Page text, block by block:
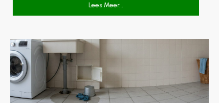
Lees Meer…